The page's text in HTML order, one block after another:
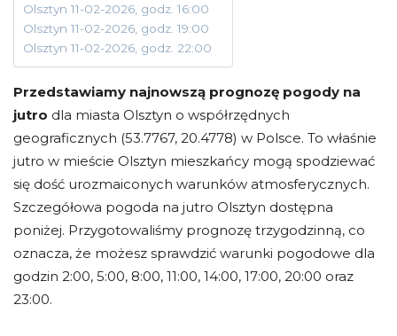
Olsztyn 11-02-2026, godz. 16:00
Olsztyn 11-02-2026, godz. 19:00
Olsztyn 11-02-2026, godz. 22:00
Przedstawiamy najnowszą prognozę pogody na
jutro dla miasta Olsztyn o współrzędnych
geograficznych (53.7767, 20.4778) w Polsce. To właśnie
jutro w mieście Olsztyn mieszkańcy mogą spodziewać
się dość urozmaiconych warunków atmosferycznych.
Szczegółowa pogoda na jutro Olsztyn dostępna
poniżej. Przygotowaliśmy prognozę trzygodzinną, co
oznacza, że możesz sprawdzić warunki pogodowe dla
godzin 2:00, 5:00, 8:00, 11:00, 14:00, 17:00, 20:00 oraz
23:00.